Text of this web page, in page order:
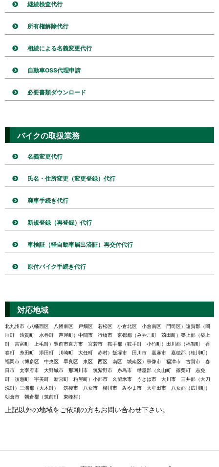
継続検査代行
所有権解除代行
相続による名義変更代行
自動車OSS代理申請
必要書類ダウンロード
バイクの取扱業務
名義変更代行
氏名・住所変更（変更登録）代行
廃車手続き代行
新規登録（再登録）代行
車検証（軽自動車届出済証）再交付代行
原付バイク手続き代行
対応地域
北九州市（八幡西区 八幡東区 戸畑区 若松区 小倉北区 小倉南区 門司区）遠賀郡（岡
垣町 遠賀町 水巻町 芦屋町）中間市 行橋市 京都郡（みやこ町 苅田町）築上郡（築上
町 吉富町 上毛町）豊前市直方市 宮若市 鞍手郡（鞍手町 小竹町）田川郡（福智町 香
春町 糸田町 添田町 川崎町 大任町 赤村）飯塚市 田川市 嘉麻市 嘉穂郡（桂川町）
福岡市（博多区 中央区 早良区 東区 西区 南区 城南区）宗像市 福津市 古賀市 春
日市 太宰府市 大野城市 那珂川市 筑紫野市 糸島市 糟屋郡（久山町 篠栗町 志免
町 須惠町 宇美町 新宮町 粕屋町）小郡市 久留米市 うきは市 大川市 三井郡（大刀
洗町）三潴郡（大木町） 筑後市 八女市 柳川市 みやま市 大牟田市 八女郡（広川町）
朝倉市 朝倉郡（筑前町 東峰村）
上記以外の地域をご依頼の方もお問い合わせ下さい。